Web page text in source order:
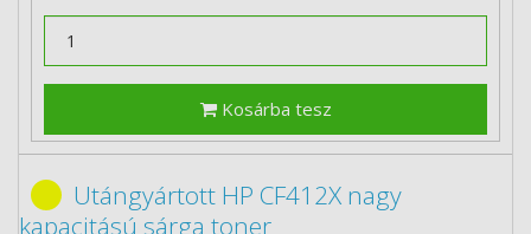
Kosárba tesz
Utángyártott HP CF412X nagy
kapacitású sárga toner